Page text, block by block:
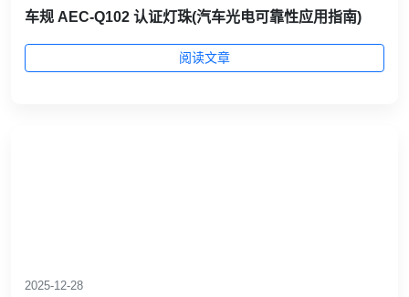
车规 AEC‑Q102 认证灯珠(汽车光电可靠性应用指南)
阅读文章
2025-12-28